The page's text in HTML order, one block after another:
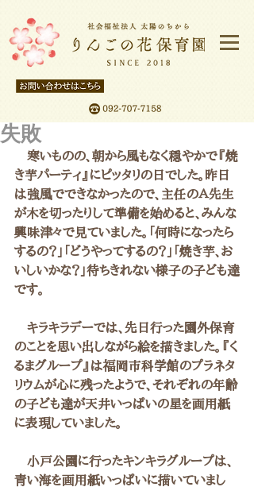
失敗
寒いものの、朝から風もなく穏やかで『焼
き芋パーティ』にピッタリの日でした。昨日
は強風でできなかったので、主任のＡ先生
が木を切ったりして準備を始めると、みんな
興味津々で見ていました。「何時になったら
するの？」「どうやってするの？」「焼き芋、お
いしいかな？」待ちきれない様子の子ども達
です。
キラキラデーでは、先日行った園外保育
のことを思い出しながら絵を描きました。『く
るまグループ』は福岡市科学館のプラネタ
リウムが心に残ったようで、それぞれの年齢
の子ども達が天井いっぱいの星を画用紙
に表現していました。
小戸公園に行ったキンキラグループは、
青い海を画用紙いっぱいに描いていまし